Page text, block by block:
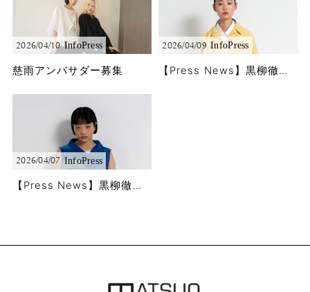
2026/04/10 InfoPress
慈雨アンバサダー募集
2026/04/09 InfoPress
【Press News】黒柳徹子さんに「徹子の部屋」で春夏コレクションをご着用頂きました!!
2026/04/07 InfoPress
【Press News】黒柳徹子さんに「徹子の部屋」で春夏コレクションをご着用頂きました!!